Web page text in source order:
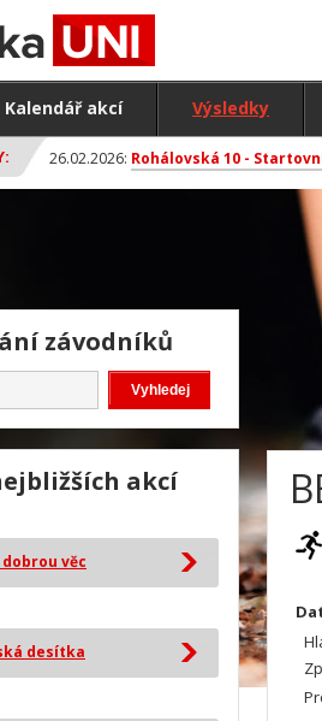
Kalendář akcí Výsledky
26.02.2026: Rohálovská 10 -
závodníků
akcí
věc
desítka